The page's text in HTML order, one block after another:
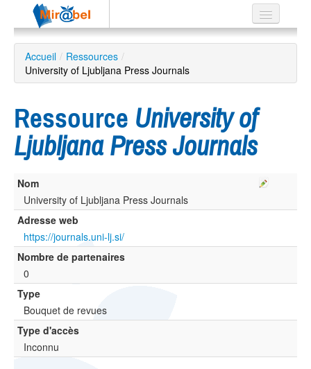
Le réseau
Soutien
avancée
EN
ES
?
Accueil / Ressources /
University of Ljubljana Press Journals
Ressource University of
Ljubljana Press Journals
Nom
University of Ljubljana Press Journals
Adresse web
https://journals.uni-lj.si/
Nombre de partenaires
0
Type
Bouquet de revues
Type d'accès
Inconnu